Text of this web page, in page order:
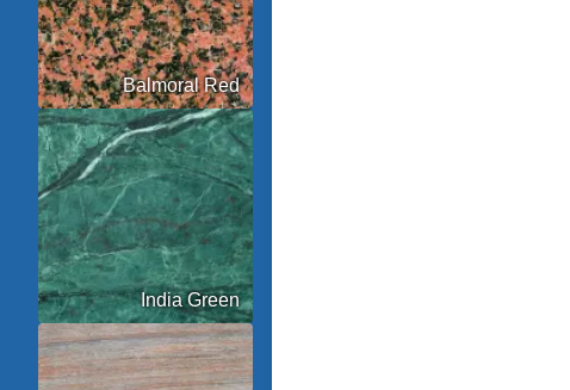
Balmoral Red
India Green